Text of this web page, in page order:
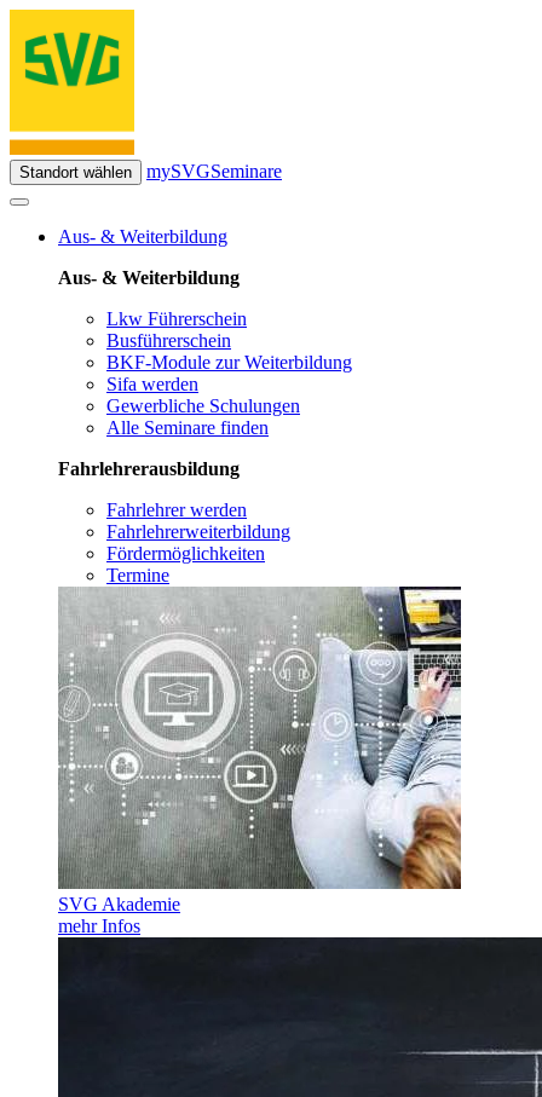
Standort wählen mySVGSeminare
Aus- & Weiterbildung
Aus- & Weiterbildung
Lkw Führerschein
Busführerschein
BKF-Module zur Weiterbildung
Sifa werden
Gewerbliche Schulungen
Alle Seminare finden
Fahrlehrerausbildung
Fahrlehrer werden
Fahrlehrerweiterbildung
Fördermöglichkeiten
Termine
SVG Akademie
mehr Infos